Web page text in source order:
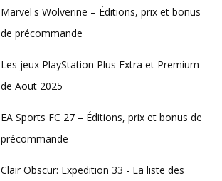
Marvel's Wolverine – Éditions, prix et bonus
de précommande
Les jeux PlayStation Plus Extra et Premium
de Aout 2025
EA Sports FC 27 – Éditions, prix et bonus de
précommande
Clair Obscur: Expedition 33 - La liste des